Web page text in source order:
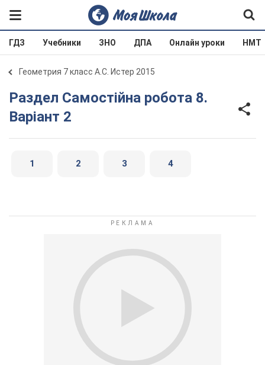
ГДЗ Учебники ЗНО ДПА Онлайн уроки НМТ
Геометрия 7 класс А.С. Истер 2015
Раздел Самостійна робота 8.
Варіант 2
1 2 3 4